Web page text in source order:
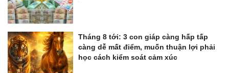
Tháng 8 tới: 3 con giáp càng hấp tấp
càng dễ mất điểm, muốn thuận lợi phải
học cách kiểm soát cảm xúc